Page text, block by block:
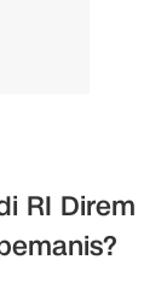
RI Direm